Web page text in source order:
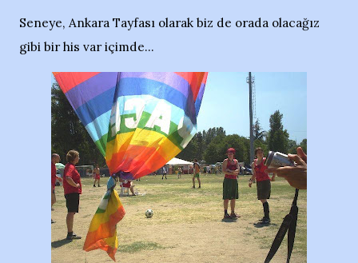
Seneye, Ankara Tayfası olarak biz de orada olacağız
gibi bir his var içimde...